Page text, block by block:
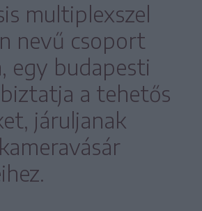
multiplexszel
nevű csoport
egy budapesti
a tehetős
járuljanak